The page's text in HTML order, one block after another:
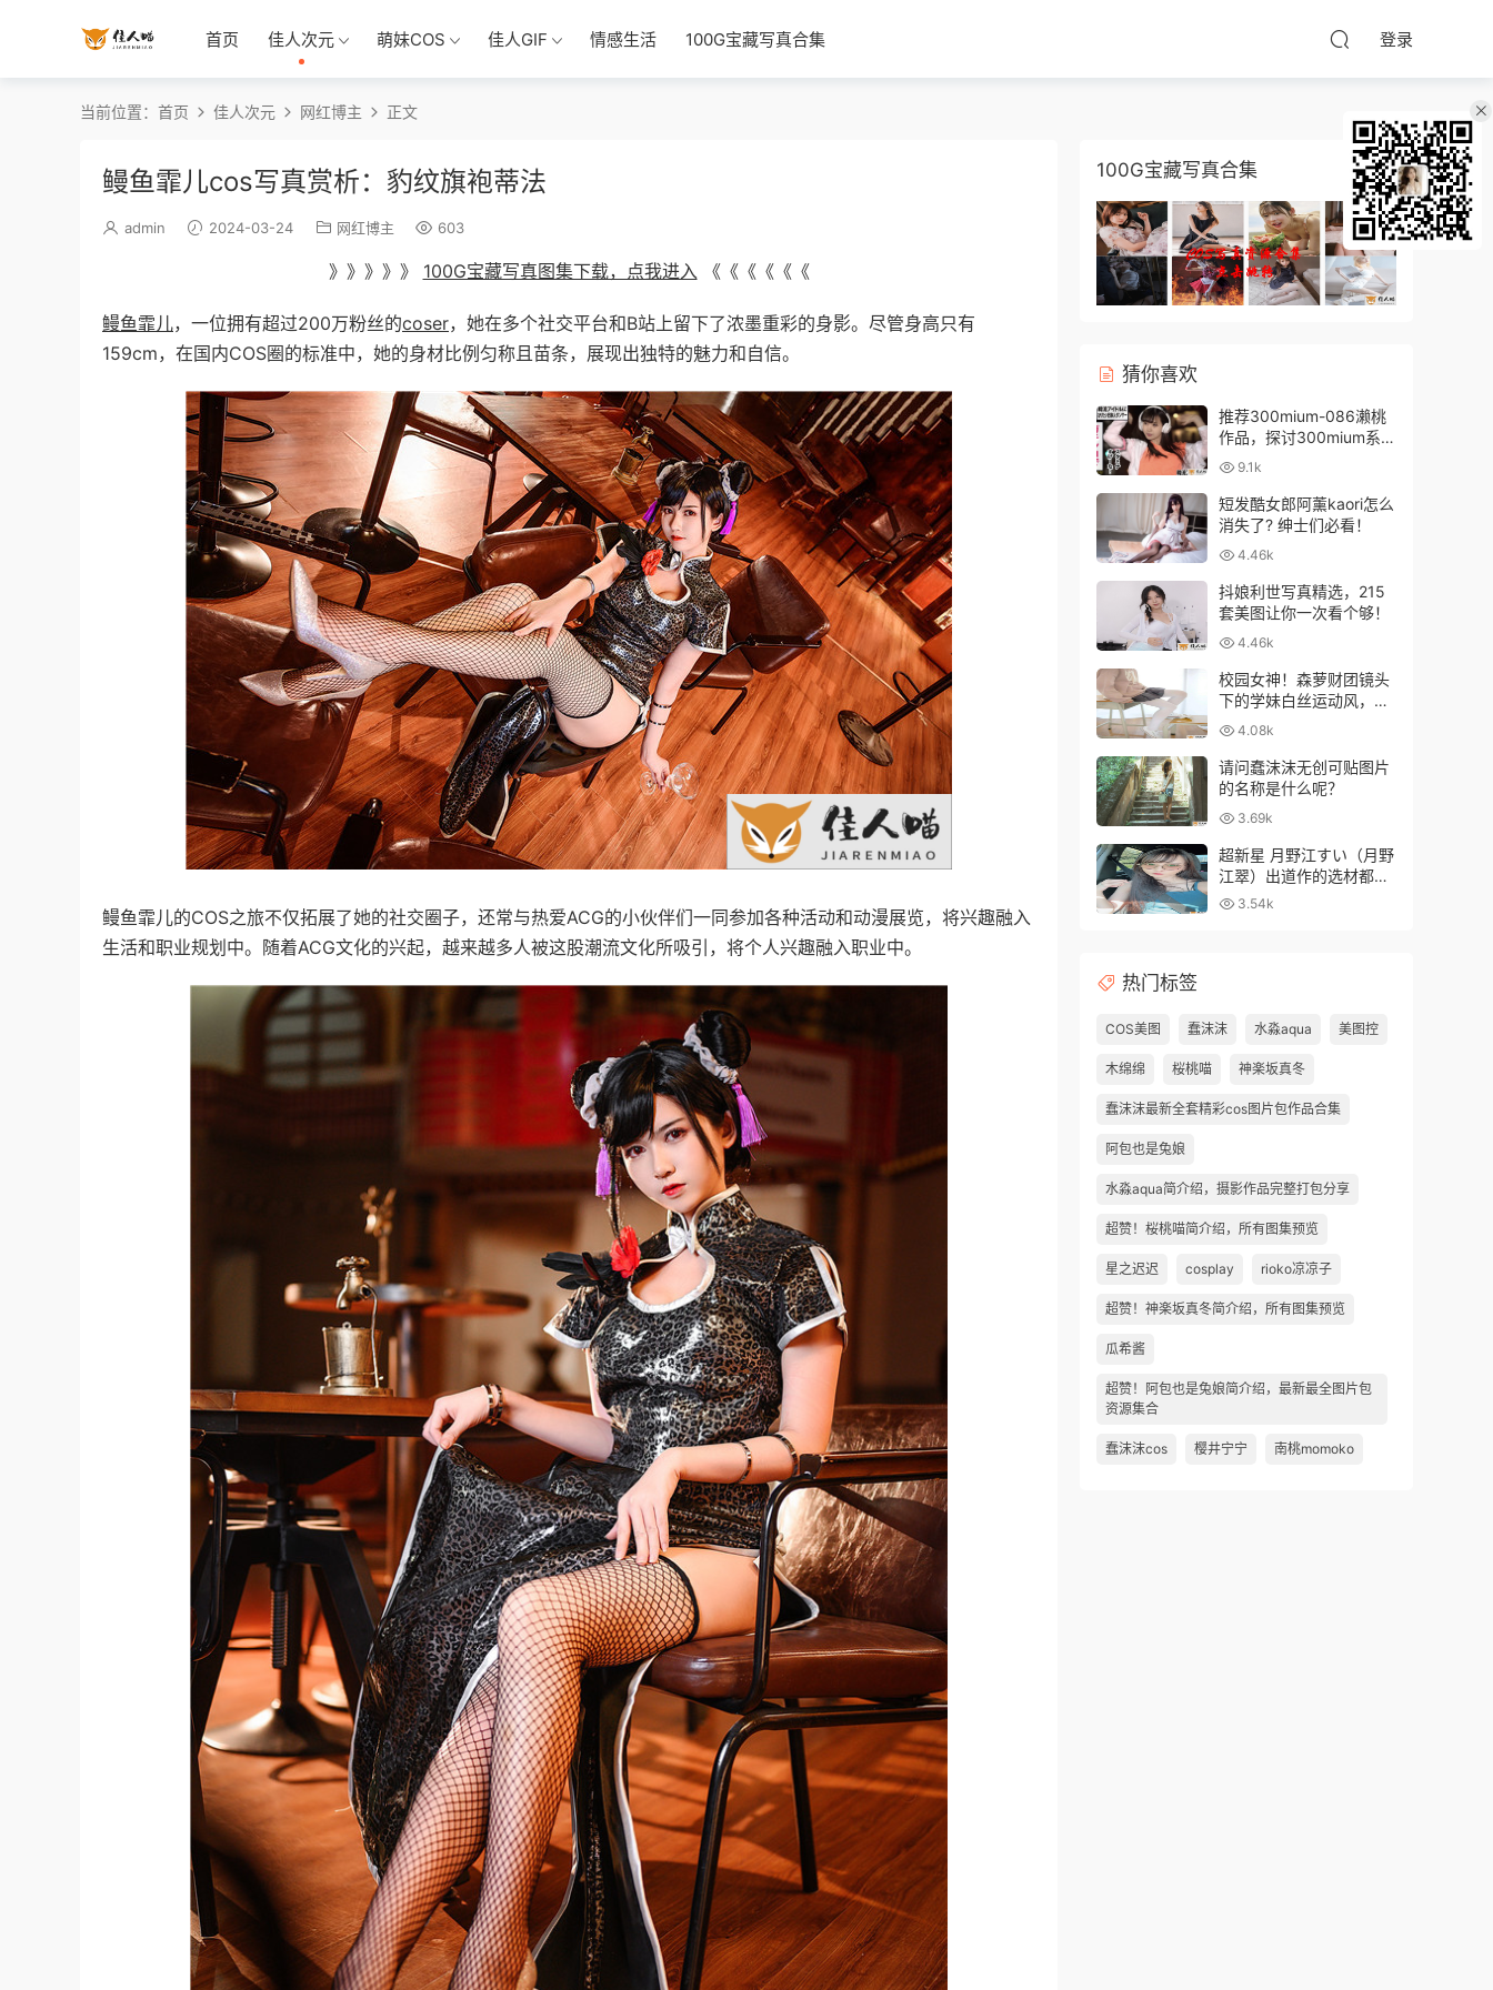
首页 佳人次元 萌妹COS 佳人GIF 情感生活 100G宝藏写真合集 登录
当前位置： 首页 佳人次元 网红博主 正文
鳗鱼霏儿cos写真赏析：豹纹旗袍蒂法
admin 2024-03-24 网红博主 603
》》》》》 100G宝藏写真图集下载，点我进入《《《《《《
鳗鱼霏儿，一位拥有超过200万粉丝的coser，她在多个社交平台和B站上留下了浓墨重彩的身影。尽管身高只有
159cm，在国内COS圈的标准中，她的身材比例匀称且苗条，展现出独特的魅力和自信。
鳗鱼霏儿的COS之旅不仅拓展了她的社交圈子，还常与热爱ACG的小伙伴们一同参加各种活动和动漫展览，将兴趣融入
生活和职业规划中。随着ACG文化的兴起，越来越多人被这股潮流文化所吸引，将个人兴趣融入职业中。
100G宝藏写真合集
猜你喜欢
推荐300mium-086濑桃
作品，探讨300mium系列
中的极致美感
9.1k
短发酷女郎阿薰kaori怎么
消失了? 绅士们必看！
4.46k
抖娘利世写真精选，215
套美图让你一次看个够！
4.46k
校园女神！森萝财团镜头
下的学妹白丝运动风，青
春气息爆棚！
4.08k
请问蠢沫沫无创可贴图片
的名称是什么呢？
3.69k
超新星 月野江すい（月野
江翠）出道作的选材都相
当大胆超前
3.54k
热门标签
COS美图 蠢沫沫 水淼aqua 美图控
木绵绵 桜桃喵 神楽坂真冬
蠢沫沫最新全套精彩cos图片包作品合集
阿包也是兔娘
水淼aqua简介绍，摄影作品完整打包分享
超赞！桜桃喵简介绍，所有图集预览
星之迟迟 cosplay rioko凉凉子
超赞！神楽坂真冬简介绍，所有图集预览
瓜希酱
超赞！阿包也是兔娘简介绍，最新最全图片包
资源集合
蠢沫沫cos 樱井宁宁 南桃momoko